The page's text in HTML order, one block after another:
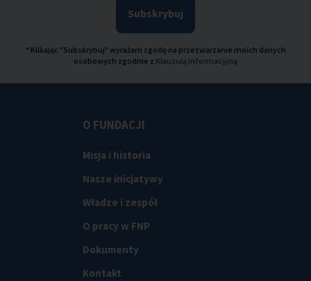
Subskrybuj
* Klikając "Subskrybuj" wyrażam zgodę na przetwarzanie moich danych
osobowych zgodnie z Klauzulą informacyjną
O FUNDACJI
Misja i historia
Nasze inicjatywy
Władze i zespół
O pracy w FNP
Dokumenty
Kontakt